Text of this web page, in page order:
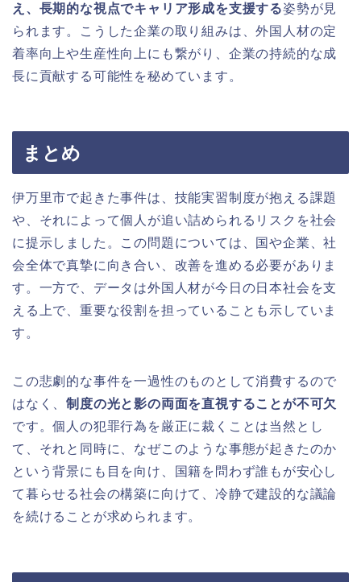
え、長期的な視点でキャリア形成を支援する姿勢が見
られます。こうした企業の取り組みは、外国人材の定
着率向上や生産性向上にも繋がり、企業の持続的な成
長に貢献する可能性を秘めています。
まとめ
伊万里市で起きた事件は、技能実習制度が抱える課題
や、それによって個人が追い詰められるリスクを社会
に提示しました。この問題については、国や企業、社
会全体で真摯に向き合い、改善を進める必要がありま
す。一方で、データは外国人材が今日の日本社会を支
える上で、重要な役割を担っていることも示していま
す。
この悲劇的な事件を一過性のものとして消費するので
はなく、制度の光と影の両面を直視することが不可欠
です。個人の犯罪行為を厳正に裁くことは当然とし
て、それと同時に、なぜこのような事態が起きたのか
という背景にも目を向け、国籍を問わず誰もが安心し
て暮らせる社会の構築に向けて、冷静で建設的な議論
を続けることが求められます。